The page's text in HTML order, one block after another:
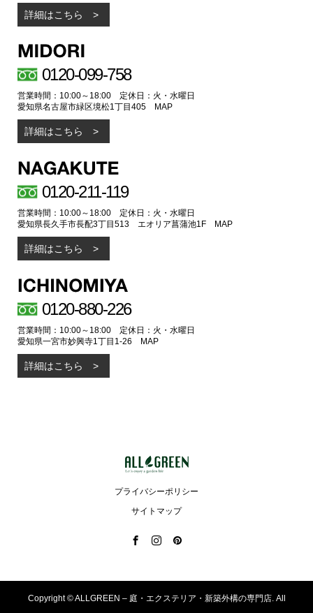
詳細はこちら
0120-099-758
営業時間：10:00～18:00 定休日：火・水曜日
愛知県名古屋市緑区境松1丁目405
MAP
詳細はこちら
0120-211-119
営業時間：10:00～18:00 定休日：火・水曜日
愛知県長久手市長配3丁目513 エオリア菖蒲池1F
MAP
詳細はこちら
0120-880-226
営業時間：10:00～18:00 定休日：火・水曜日
愛知県一宮市妙興寺1丁目1-26
MAP
詳細はこちら
プライバシーポリシー
サイトマップ
Copyright ©ALLGREEN – 庭・エクステリア・新築外構の専門店. All